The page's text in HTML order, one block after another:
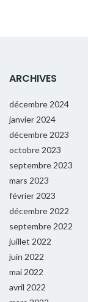
ARCHIVES
décembre 2024
janvier 2024
décembre 2023
octobre 2023
septembre 2023
mars 2023
février 2023
décembre 2022
septembre 2022
juillet 2022
juin 2022
mai 2022
avril 2022